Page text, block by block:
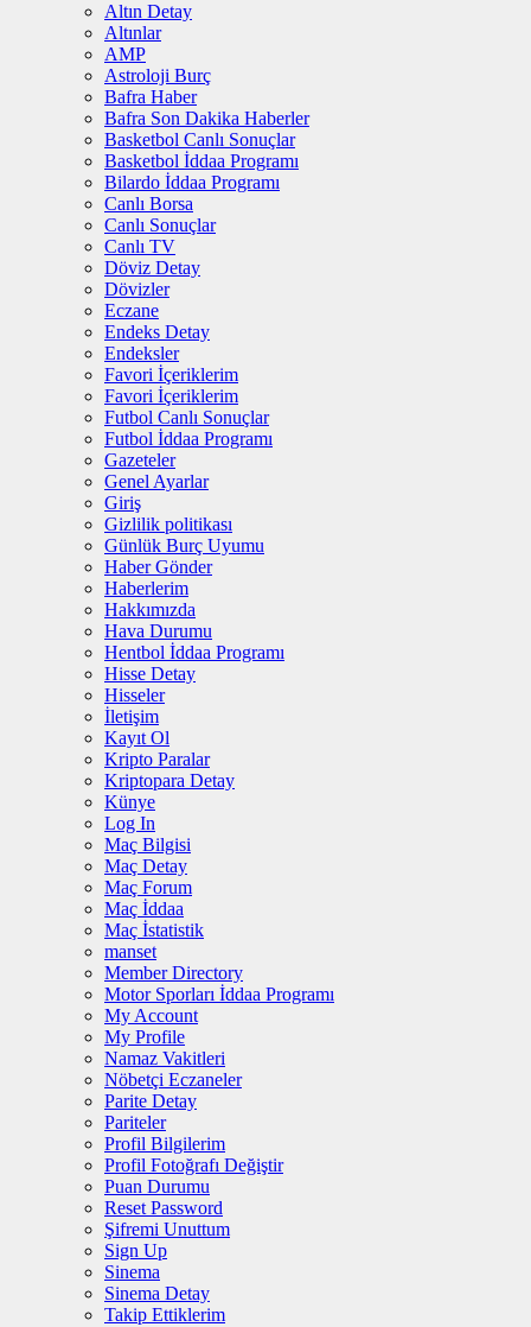
Altın Detay
Altınlar
AMP
Astroloji Burç
Bafra Haber
Bafra Son Dakika Haberler
Basketbol Canlı Sonuçlar
Basketbol İddaa Programı
Bilardo İddaa Programı
Canlı Borsa
Canlı Sonuçlar
Canlı TV
Döviz Detay
Dövizler
Eczane
Endeks Detay
Endeksler
Favori İçeriklerim
Favori İçeriklerim
Futbol Canlı Sonuçlar
Futbol İddaa Programı
Gazeteler
Genel Ayarlar
Giriş
Gizlilik politikası
Günlük Burç Uyumu
Haber Gönder
Haberlerim
Hakkımızda
Hava Durumu
Hentbol İddaa Programı
Hisse Detay
Hisseler
İletişim
Kayıt Ol
Kripto Paralar
Kriptopara Detay
Künye
Log In
Maç Bilgisi
Maç Detay
Maç Forum
Maç İddaa
Maç İstatistik
manset
Member Directory
Motor Sporları İddaa Programı
My Account
My Profile
Namaz Vakitleri
Nöbetçi Eczaneler
Parite Detay
Pariteler
Profil Bilgilerim
Profil Fotoğrafı Değiştir
Puan Durumu
Reset Password
Şifremi Unuttum
Sign Up
Sinema
Sinema Detay
Takip Ettiklerim